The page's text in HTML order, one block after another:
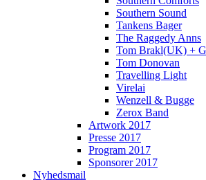
Southern Sound
Tankens Bager
The Raggedy Anns
Tom Brakl(UK) +
Tom Donovan
Travelling Light
Virelai
Wenzell & Bugge
Zerox Band
Artwork 2017
Presse 2017
Program 2017
Sponsorer 2017
Nyhedsmail